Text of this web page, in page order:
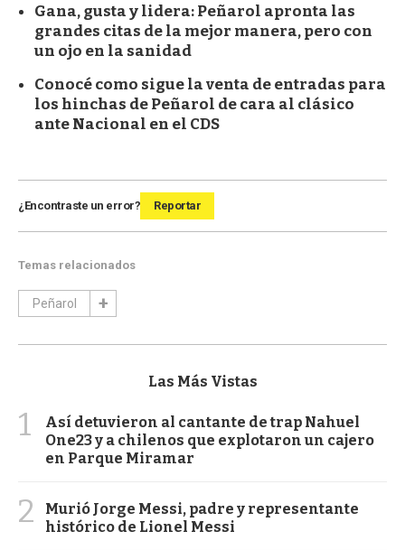
Gana, gusta y lidera: Peñarol apronta las
grandes citas de la mejor manera, pero con
un ojo en la sanidad
Conocé como sigue la venta de entradas para
los hinchas de Peñarol de cara al clásico
ante Nacional en el CDS
¿Encontraste un error? Reportar
Temas relacionados
Peñarol
Las Más Vistas
1
Así detuvieron al cantante de trap Nahuel
One23 y a chilenos que explotaron un cajero
en Parque Miramar
2
Murió Jorge Messi, padre y representante
histórico de Lionel Messi